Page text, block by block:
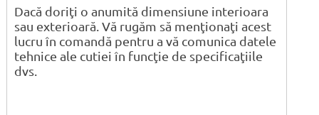
Dacă doriţi o anumită dimensiune interioara
sau exterioară. Vă rugăm să menţionaţi acest
lucru în comandă pentru a vă comunica datele
tehnice ale cutiei în funcţie de specificaţiile
dvs.